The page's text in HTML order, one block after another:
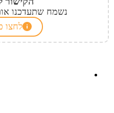
נשמח שתעדכנו
לחצו